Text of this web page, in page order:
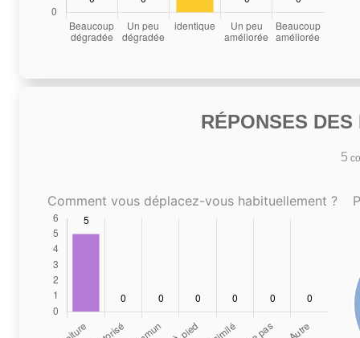
RÉPONSES
5
Comment vous déplacez-vous habituellement ?